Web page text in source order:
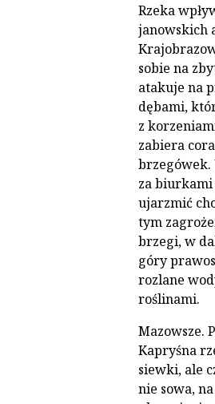
Rzeka
janowskich
sobie na
atakuje na
dębami,
z
zabiera
brzegówek.
za biurkami
ujarzmić
tym
brzegi, w
góry
rozlane
roślinami.
Mazowsze.
Kapryśna
siewki, ale
nie sowa,